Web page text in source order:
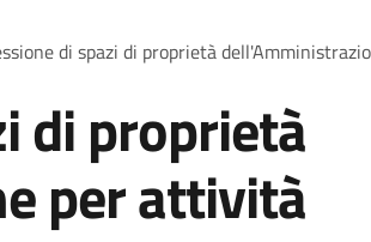
di spazi di proprietà
di proprietà
per attività